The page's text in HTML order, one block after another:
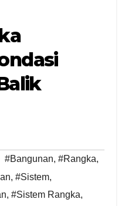
#Bangunan, #Rangka,
, #Sistem,
, #Sistem Rangka,